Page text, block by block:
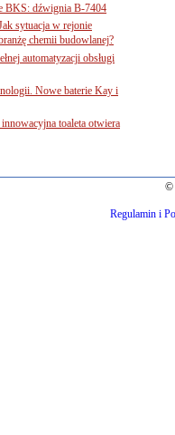
BKS: dźwignia B-7404
sytuacja w rejonie
chemii budowlanej?
automatyzacji obsługi
Nowe baterie Kay i
toaleta otwiera
©
Regulamin i